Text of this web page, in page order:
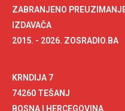
ZABRANJENO
IZDAVAČA
2015. - 2026. ZOSRADIO.BA
KRNDIJA 7
74260 TEŠANJ
BOSNA I HERCEGOVINA